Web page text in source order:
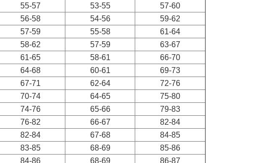
55-57 53-55
57-60
56-58 54-56
59-62
57-59 55-58
61-64
58-62 57-59
63-67
61-65 58-61
66-70
64-68 60-61
69-73
67-71 62-64
72-76
70-74 64-65
75-80
74-76 65-66
79-83
76-82 66-67
82-84
82-84 67-68
84-85
83-85 68-69
85-86
84-86 68-69 86-87